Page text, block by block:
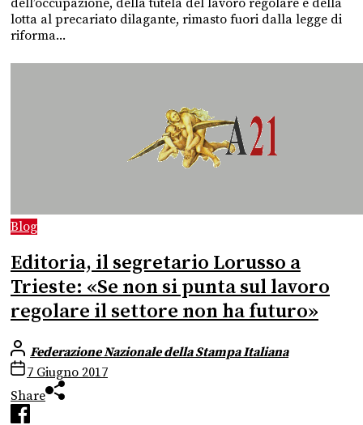
dell’occupazione, della tutela del lavoro regolare e della
lotta al precariato dilagante, rimasto fuori dalla legge di
riforma...
Blog
Editoria, il segretario Lorusso a
Trieste: «Se non si punta sul lavoro
regolare il settore non ha futuro»
Federazione Nazionale della Stampa Italiana
7 Giugno 2017
Share